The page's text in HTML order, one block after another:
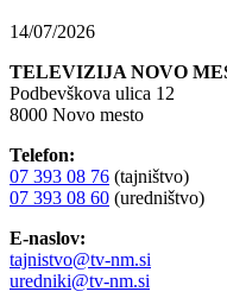
14/07/2026
TELEVIZIJA NOVO
Podbevškova ulica 12
8000 Novo mesto
Telefon:
07 393 08 76 (tajništvo)
07 393 08 60 (uredništvo)
E-naslov:
tajnistvo@tv-nm.si
uredniki@tv-nm.si